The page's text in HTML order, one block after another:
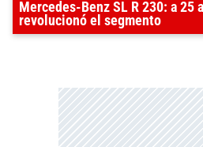
Mercedes-Benz SL R 230: a 25
revolucionó el segmento